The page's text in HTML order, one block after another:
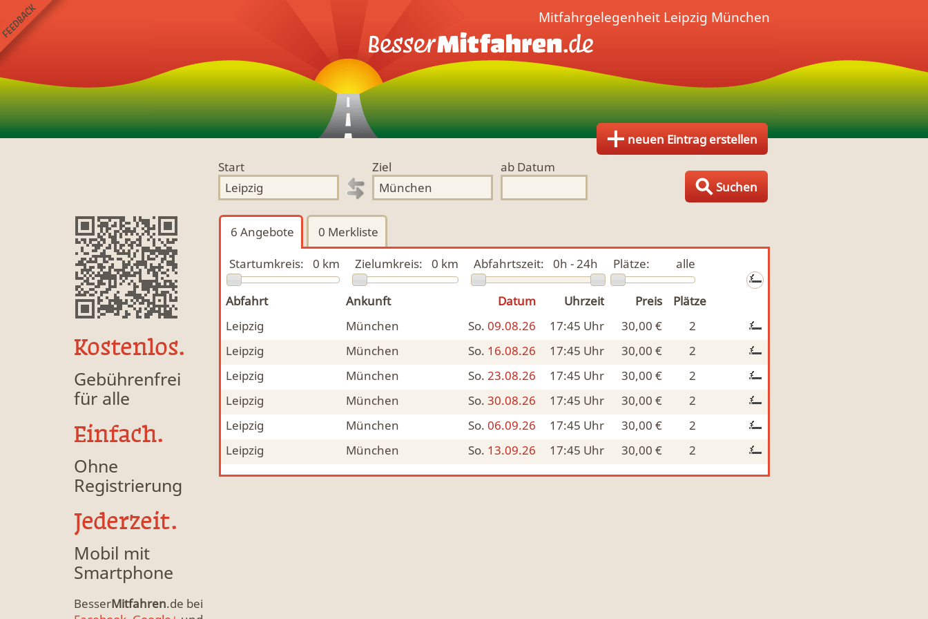
neuen Eintrag erstellen
Start
Ziel
ab Datum
Suchen
Kostenlos.
Gebührenfrei
für alle
Einfach.
Ohne
Registrierung
Jederzeit.
Mobil mit
Smartphone
BesserMitfahren.de bei
Mitfahrgelegenheit Leipzig München
6 Angebote 0 Merkliste
Startumkreis:
0 km Zielumkreis: 0 km Abfahrtszeit: 0h - 24h Plätze: alle
Abfahrt Ankunft Datum Uhrzeit Preis
Plätze
Leipzig
München So. 09.08.26 17:45 Uhr 30,00 € 2
Mitfahrgelegenheit & Fahrgemeinschaft
Leipzig
München So. 16.08.26 17:45 Uhr 30,00 € 2
Mitfahrgelegenheit & Fahrgemeinschaft
Raucherpause
Leipzig
München So. 23.08.26 17:45 Uhr 30,00 € 2
Mitfahrgelegenheit & Fahrgemeinschaft
Raucherpause
Leipzig
München So. 30.08.26 17:45 Uhr 30,00 € 2
Mitfahrgelegenheit & Fahrgemeinschaft
Raucherpause
Leipzig
München So. 06.09.26 17:45 Uhr 30,00 € 2
Mitfahrgelegenheit & Fahrgemeinschaft
Raucherpause
Leipzig
München So. 13.09.26 17:45 Uhr 30,00 € 2
Mitfahrgelegenheit & Fahrgemeinschaft